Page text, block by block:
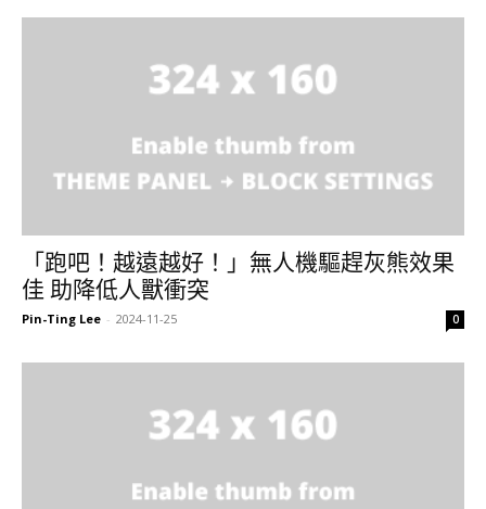
「跑吧！越遠越好！」無人機驅趕灰熊效果
佳 助降低人獸衝突
Pin-Ting Lee - 2024-11-25 0